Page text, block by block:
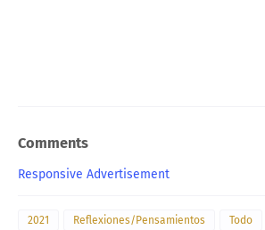
Comments
Responsive Advertisement
2021 Reflexiones/Pensamientos Todo